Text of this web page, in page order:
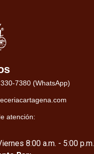
7380 (WhatsApp)
atención:
8:00 a.m. - 5:00 p.m.